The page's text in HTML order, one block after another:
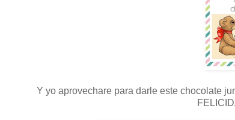
Y yo aprovechare para darle este chocolate